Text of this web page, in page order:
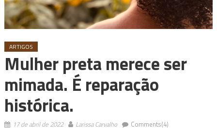
ARTIGOS
Mulher preta merece ser
mimada. É reparação
histórica.
17 de abril de 2022 Larissa Carvalho Comments(4)